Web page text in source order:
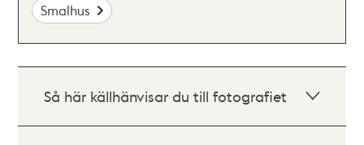
Smalhus
Så här källhänvisar du till fotografiet